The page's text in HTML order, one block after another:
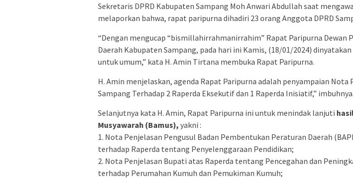
Sekretaris DPRD Kabupaten Sampang Moh Anwari Abdullah saat
melaporkan bahwa, rapat paripurna dihadiri 23 orang Anggota DPRD
“Dengan mengucap “bismillahirrahmanirrahim” Rapat Paripurna Dewan
Daerah Kabupaten Sampang, pada hari ini Kamis, (18/01/2024)
untuk umum,” kata H. Amin Tirtana membuka Rapat Paripurna.
H. Amin menjelaskan, agenda Rapat Paripurna adalah penyampaian Nota
Sampang Terhadap 2 Raperda Eksekutif dan 1 Raperda Inisiatif,” imbuhnya.
Selanjutnya kata H. Amin, Rapat Paripurna ini untuk menindak lanjuti
Musyawarah (Bamus), yakni :
1. Nota Penjelasan Pengusul Badan Pembentukan Peraturan Daerah
terhadap Raperda tentang Penyelenggaraan Pendidikan;
2. Nota Penjelasan Bupati atas Raperda tentang Pencegahan dan
terhadap Perumahan Kumuh dan Pemukiman Kumuh;